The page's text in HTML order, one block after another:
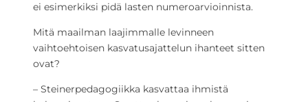
ei esimerkiksi pidä lasten numeroarvioinnista.
Mitä maailman laajimmalle levinneen
vaihtoehtoisen kasvatusajattelun ihanteet sitten
ovat?
– Steinerpedagogiikka kasvattaa ihmistä